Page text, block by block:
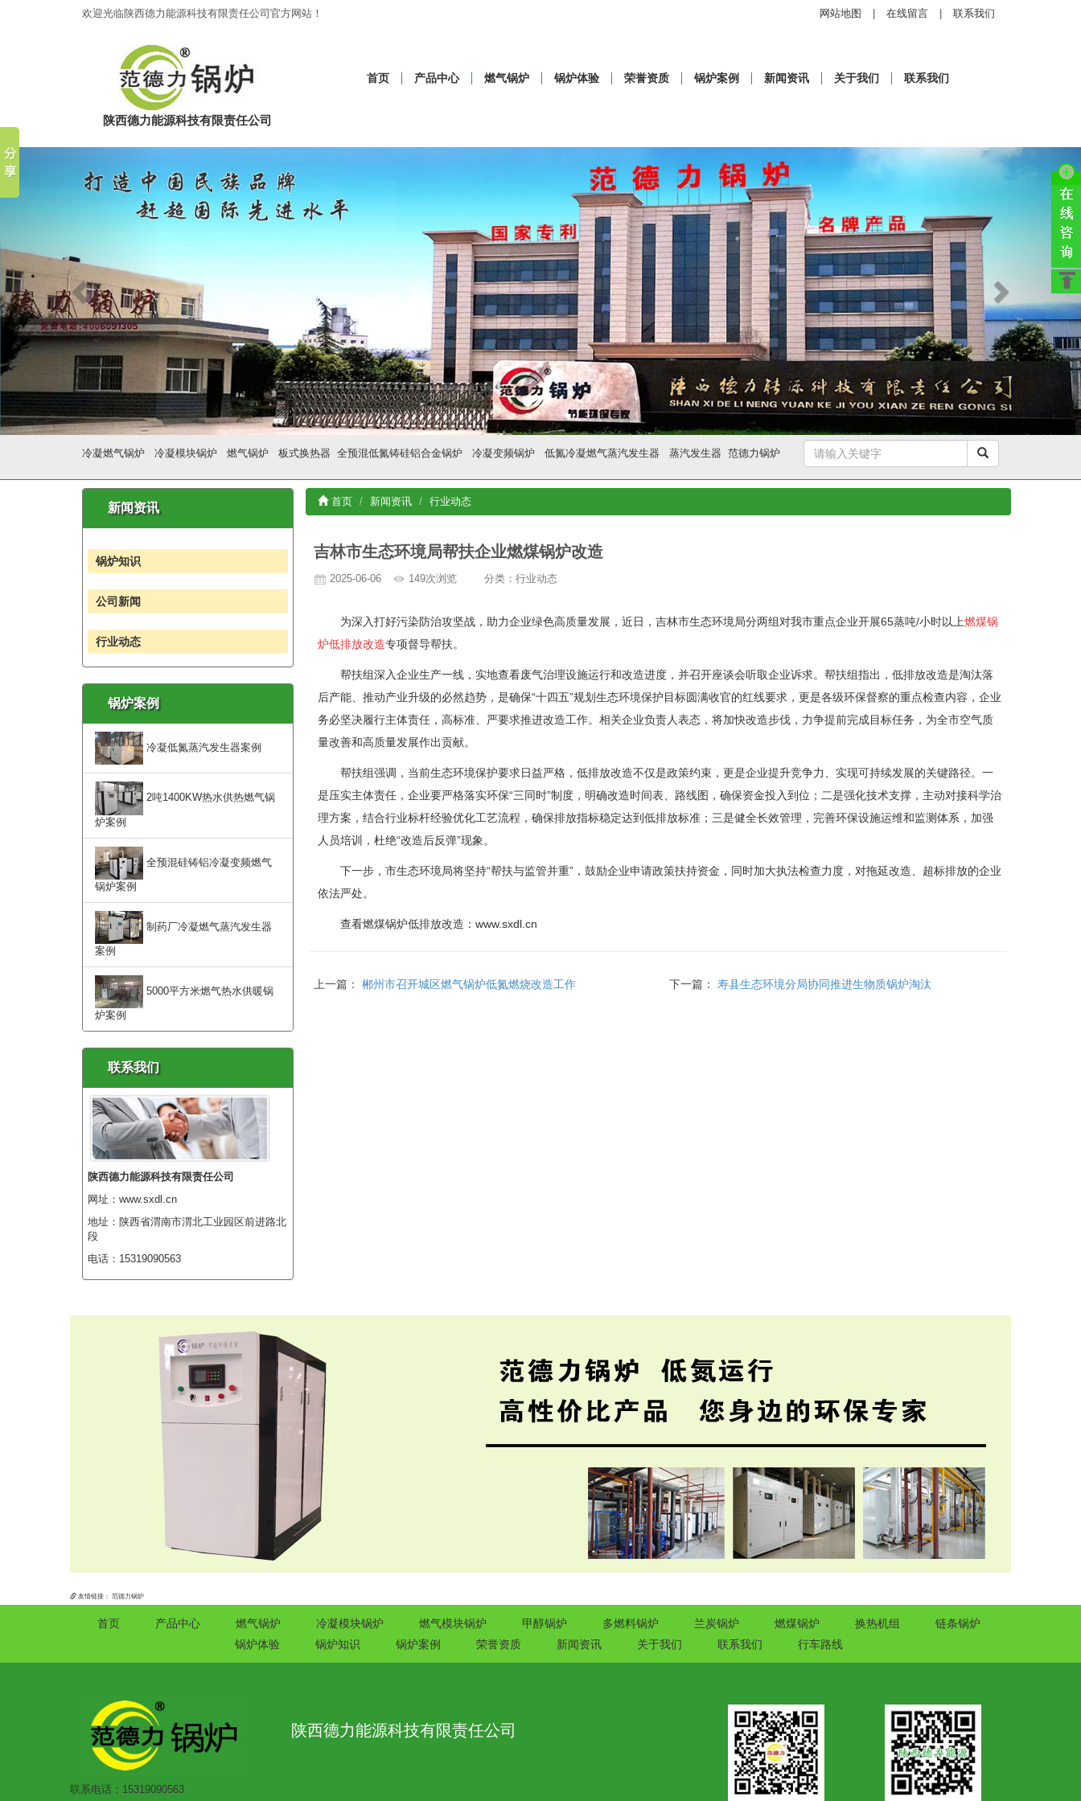
欢迎光临陕西德力能源科技有限责任公司官方网站！ 网站地图 在线留言 联系我们
陕西德力能源科技有限责任公司
首页 产品中心 燃气锅炉 锅炉体验 荣誉资质 锅炉案例 新闻资讯 关于我们 联系我们
Next
冷凝燃气锅炉 冷凝模块锅炉 燃气锅炉 板式换热器 全预混低氮铸硅铝合金锅炉 冷凝变频锅炉 低氮冷凝燃气蒸汽发生器 蒸汽发生器 范德力锅炉
新闻资讯
锅炉知识
公司新闻
行业动态
锅炉案例
冷凝低氮蒸汽发生器案例
2吨1400KW热水供热燃气锅
炉案例
全预混硅铸铝冷凝变频燃气
锅炉案例
制药厂冷凝燃气蒸汽发生器
案例
5000平方米燃气热水供暖锅
炉案例
联系我们
陕西德力能源科技有限责任公司
网址：www.sxdl.cn
地址：陕西省渭南市渭北工业园区前进路北
段
电话：15319090563
首页 新闻资讯 行业动态
吉林市生态环境局帮扶企业燃煤锅炉改造
2025-06-06 149次浏览 分类：行业动态
为深入打好污染防治攻坚战，助力企业绿色高质量发展，近日，吉林市生态环境局分两组对我市重点企业开展65蒸吨/小时以上燃煤锅
炉低排放改造专项督导帮扶。
帮扶组深入企业生产一线，实地查看废气治理设施运行和改造进度，并召开座谈会听取企业诉求。帮扶组指出，低排放改造是淘汰落
后产能、推动产业升级的必然趋势，是确保“十四五”规划生态环境保护目标圆满收官的红线要求，更是各级环保督察的重点检查内容，企业
务必坚决履行主体责任，高标准、严要求推进改造工作。相关企业负责人表态，将加快改造步伐，力争提前完成目标任务，为全市空气质
量改善和高质量发展作出贡献。
帮扶组强调，当前生态环境保护要求日益严格，低排放改造不仅是政策约束，更是企业提升竞争力、实现可持续发展的关键路径。一
是压实主体责任，企业要严格落实环保“三同时”制度，明确改造时间表、路线图，确保资金投入到位；二是强化技术支撑，主动对接科学治
理方案，结合行业标杆经验优化工艺流程，确保排放指标稳定达到低排放标准；三是健全长效管理，完善环保设施运维和监测体系，加强
人员培训，杜绝“改造后反弹”现象。
下一步，市生态环境局将坚持“帮扶与监管并重”，鼓励企业申请政策扶持资金，同时加大执法检查力度，对拖延改造、超标排放的企业
依法严处。
查看燃煤锅炉低排放改造：www.sxdl.cn
上一篇： 郴州市召开城区燃气锅炉低氮燃烧改造工作 下一篇： 寿县生态环境分局协同推进生物质锅炉淘汰
友情链接： 范德力锅炉
首页 产品中心 燃气锅炉 冷凝模块锅炉 燃气模块锅炉 甲醇锅炉 多燃料锅炉 兰炭锅炉 燃煤锅炉 换热机组
链条锅炉
锅炉体验
锅炉知识 锅炉案例 荣誉资质 新闻资讯 关于我们 联系我们 行车路线
陕西德力能源科技有限责任公司
联系电话：15319090563